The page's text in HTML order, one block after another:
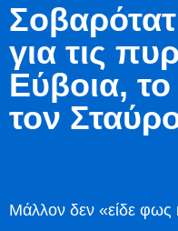
για τις
Εύβοια,
τον
Μάλλον δεν «είδε φως